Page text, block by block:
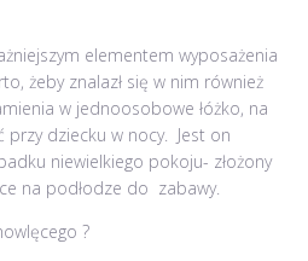
elementem wyposażenia
żeby znalazł się w nim również
w jednoosobowe łóżko, na
dziecku w nocy. Jest on
niewielkiego pokoju- złożony
na podłodze do zabawy.
?